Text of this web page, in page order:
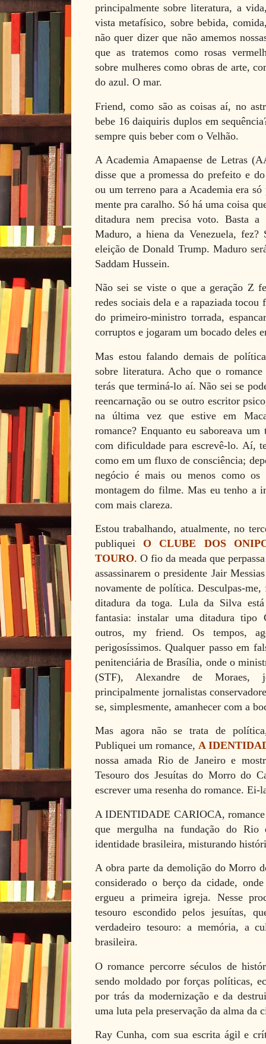
principalmente sobre literatura, a
vista metafísico, sobre bebida,
não quer dizer que não amemos
que as tratemos como rosas
sobre mulheres como obras de arte,
do azul. O mar.
Friend, como são as coisas aí, no
bebe 16 daiquiris duplos em
sempre quis beber com o Velhão.
A Academia Amapaense de Letras
disse que a promessa do prefeito e
ou um terreno para a Academia era
mente pra caralho. Só há uma coisa
ditadura nem precisa voto. Basta
Maduro, a hiena da Venezuela,
eleição de Donald Trump. Maduro
Saddam Hussein.
Não sei se viste o que a geração Z
redes sociais dela e a rapaziada
do primeiro-ministro torrada,
corruptos e jogaram um bocado deles
Mas estou falando demais de
sobre literatura. Acho que o
terás que terminá-lo aí. Não sei se
reencarnação ou se outro escritor
na última vez que estive em
romance? Enquanto eu saboreava
com dificuldade para escrevê-lo. Aí,
como em um fluxo de consciência;
negócio é mais ou menos como os
montagem do filme. Mas eu tenho a
com mais clareza.
Estou trabalhando, atualmente, no
publiquei O CLUBE DOS
TOURO. O fio da meada que
assassinarem o presidente Jair
novamente de política. Desculpas-
ditadura da toga. Lula da Silva está
fantasia: instalar uma ditadura tipo
outros, my friend. Os tempos,
perigosíssimos. Qualquer passo em
penitenciária de Brasília, onde o
(STF), Alexandre de Moraes,
principalmente jornalistas
se, simplesmente, amanhecer com a
Mas agora não se trata de
Publiquei um romance,A
nossa amada Rio de Janeiro e
Tesouro dos Jesuítas do Morro do
escrever uma resenha do romance. Ei-
A IDENTIDADE CARIOCA, romance
que mergulha na fundação do
identidade brasileira, misturando
A obra parte da demolição do Morro
considerado o berço da cidade,
ergueu a primeira igreja. Nesse
tesouro escondido pelos jesuítas,
verdadeiro tesouro: a memória, a
brasileira.
O romance percorre séculos de
sendo moldado por forças políticas,
por trás da modernização e da
uma luta pela preservação da alma da
Ray Cunha, com sua escrita ágil e